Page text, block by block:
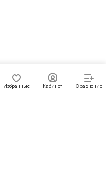
Избранные Кабинет Сравнение